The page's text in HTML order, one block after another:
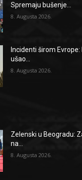
Spremaju bušenje...
8. Augusta 2026.
Incidenti širom
ušao...
8. Augusta 2026.
Zelenski u Beogradu:
na...
8. Augusta 2026.